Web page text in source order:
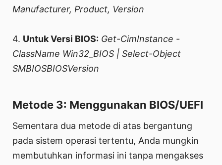
Manufacturer, Product, Version
4. Untuk Versi BIOS: Get-CimInstance -
ClassName Win32_BIOS | Select-Object
SMBIOSBIOSVersion
Metode 3: Menggunakan BIOS/UEFI
Sementara dua metode di atas bergantung
pada sistem operasi tertentu, Anda mungkin
membutuhkan informasi ini tanpa mengakses